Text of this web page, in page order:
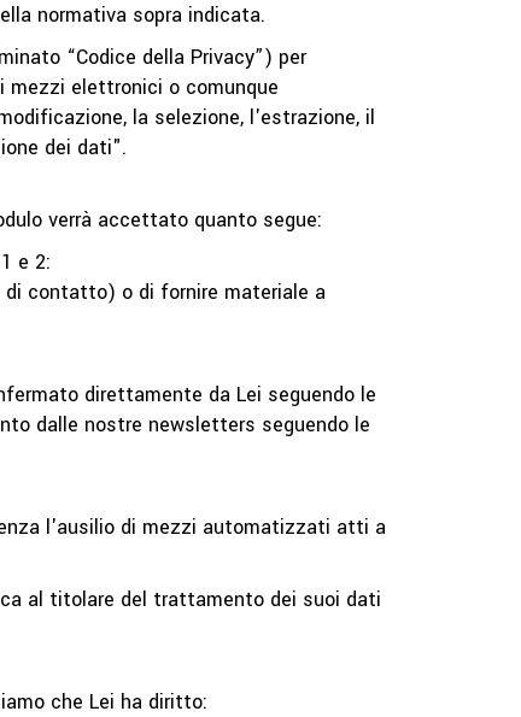
normativa sopra indicata.
“Codice della Privacy”) per
mezzi elettronici o comunque
la selezione, l'estrazione, il
dei dati".
verrà accettato quanto segue:
e 2:
contatto) o di fornire materiale a
direttamente da Lei seguendo le
dalle nostre newsletters seguendo le
l'ausilio di mezzi automatizzati atti a
al titolare del trattamento dei suoi dati
che Lei ha diritto: